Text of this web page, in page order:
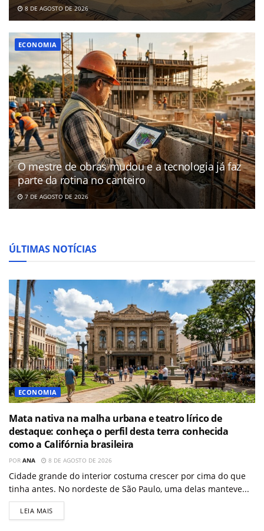
8 DE AGOSTO DE 2026
ECONOMIA
O mestre de obras mudou e a tecnologia já faz
parte da rotina no canteiro
7 DE AGOSTO DE 2026
ÚLTIMAS NOTÍCIAS
ECONOMIA
Mata nativa na malha urbana e teatro lírico de
destaque: conheça o perfil desta terra conhecida
como a Califórnia brasileira
POR ANA 8 DE AGOSTO DE 2026
Cidade grande do interior costuma crescer por cima do que
tinha antes. No nordeste de São Paulo, uma delas manteve...
LEIA MAIS